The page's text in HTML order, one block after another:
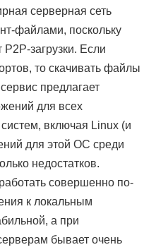
серверная сеть
файлами, поскольку
загрузки. Если
то скачивать файлы
предлагает
для всех
включая Linux (и
для этой ОС среди
недостатков.
совершенно по-
к локальным
а при
бывает очень